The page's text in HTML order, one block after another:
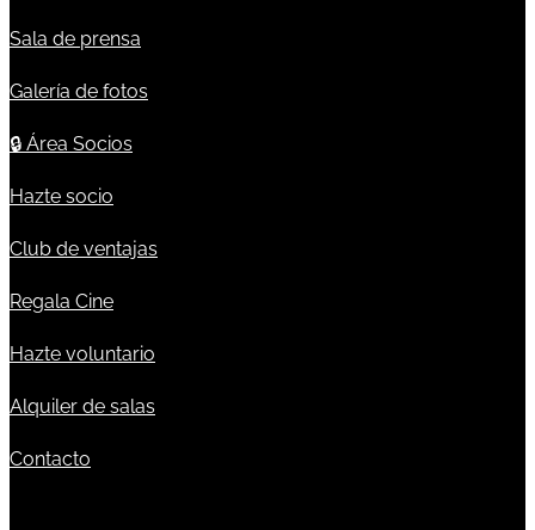
Sala de prensa
Galería de fotos
🔒 Área Socios
Hazte socio
Club de ventajas
Regala Cine
Hazte voluntario
Alquiler de salas
Contacto